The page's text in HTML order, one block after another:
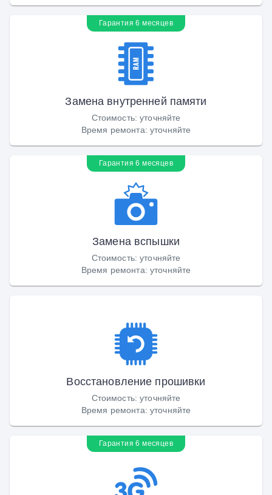
Гарантия 6 месяцев
Замена внутренней памяти
Стоимость:уточняйте
Время ремонта: уточняйте
Гарантия 6 месяцев
Замена вспышки
Стоимость:уточняйте
Время ремонта: уточняйте
Восстановление прошивки
Стоимость:уточняйте
Время ремонта: уточняйте
Гарантия 6 месяцев